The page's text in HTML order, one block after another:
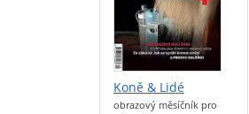
Koně & Lidé
obrazový měsíčník pro